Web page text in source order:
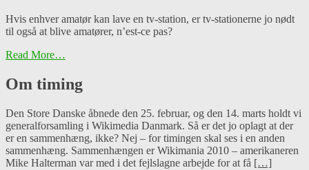
Hvis enhver amatør kan lave en tv-station, er tv-stationerne jo nødt
til også at blive amatører, n’est-ce pas?
Read More…
Om timing
Den Store Danske åbnede den 25. februar, og den 14. marts holdt vi
generalforsamling i Wikimedia Danmark. Så er det jo oplagt at der
er en sammenhæng, ikke? Nej – for timingen skal ses i en anden
sammenhæng. Sammenhængen er Wikimania 2010 – amerikaneren
Mike Halterman var med i det fejlslagne arbejde for at få […]